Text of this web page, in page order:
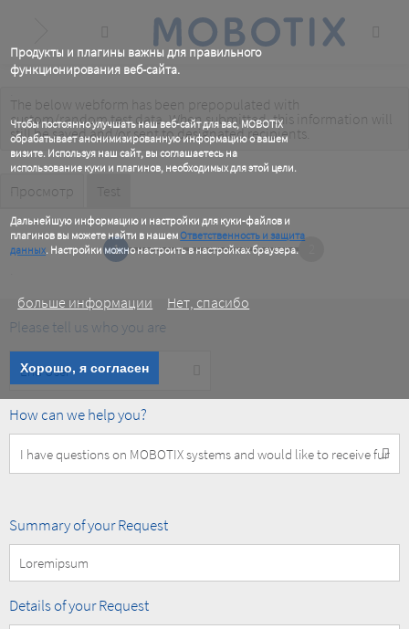
Продукты и плагины важны для правильного
функционирования веб-сайта.
Чтобы постоянно улучшать наш веб-сайт для вас, MOBOTIX
обрабатывает анонимизированную информацию о вашем
визите. Используя наш сайт, вы соглашаетесь на
использование куки и плагинов, необходимых для этой цели.
.
Дальнейшую информацию и настройки для куки-файлов и
плагинов вы можете найти в нашемОтветственность и защита
данных. Настройки можно настроить в настройках браузера.
больше информации
Нет, спасибо
Хорошо, я согласен
content
Warning
message
The below webform has been prepopulated with
custom/random test data. When submitted, this information will
still be savedand/orsent to designated recipients
Primary
tabs
Просмотр Test
1
Please tell us who you are
Type
How
help
you?
How can we help you?
Summary
Request
Summary of your Request
Details
Details of your Request